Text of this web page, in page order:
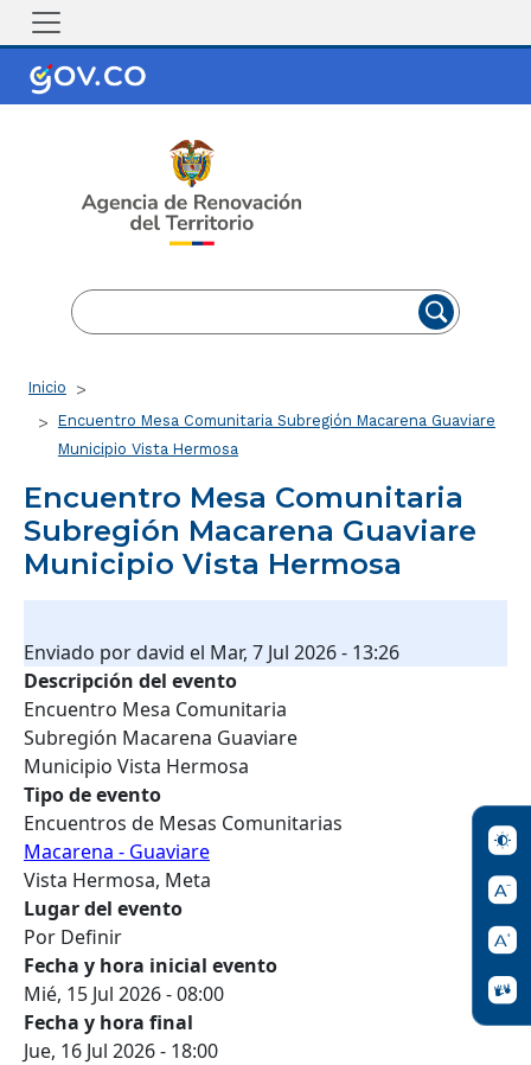
Pasar al contenido principal
Ruta de navegación
Inicio
Encuentro Mesa Comunitaria Subregión Macarena Guaviare
Municipio Vista Hermosa
Encuentro Mesa Comunitaria
Subregión Macarena Guaviare
Municipio Vista Hermosa
Enviado pordavid el Mar, 7 Jul 2026 - 13:26
Descripción del evento
Encuentro Mesa Comunitaria
Subregión Macarena Guaviare
Municipio Vista Hermosa
Tipo de evento
Encuentros de Mesas Comunitarias
Macarena - Guaviare
Vista Hermosa, Meta
Lugar del evento
Por Definir
Fecha y hora inicial evento
Mié, 15 Jul 2026 - 08:00
Fecha y hora final
Jue, 16 Jul 2026 - 18:00